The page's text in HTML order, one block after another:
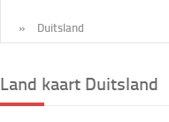
» Duitsland
Land kaart Duitsland